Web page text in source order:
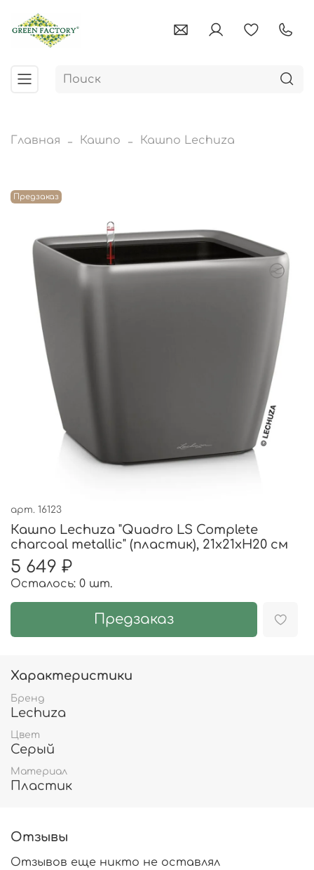
Главная Кашпо Кашпо Lechuza
Предзаказ
арт. 16123
Кашпо Lechuza "Quadro LS Complete
charcoal metallic" (пластик), 21x21xH20 см
5 649 ₽
Осталось: 0 шт.
Предзаказ
Характеристики
Бренд
Lechuza
Цвет
Серый
Материал
Пластик
Отзывы
Отзывов еще никто не оставлял